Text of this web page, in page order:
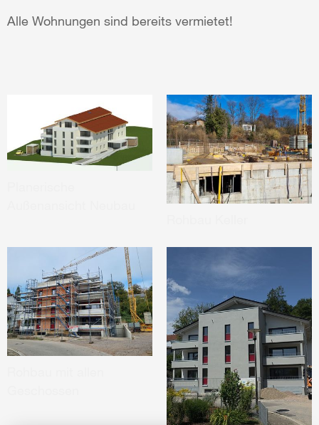
Alle Wohnungen sind bereits vermietet!